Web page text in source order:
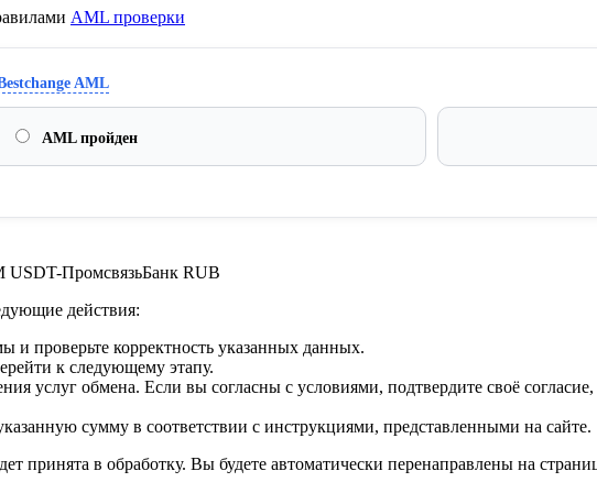
AML проверки
AML
AML пройден
USDT-ПромсвязьБанк RUB
действия:
и проверьте корректность указанных данных.
к следующему этапу.
услуг обмена. Если вы согласны с условиями, подтвердите своё
сумму в соответствии с инструкциями, представленными на сайте.
принята в обработку. Вы будете автоматически перенаправлены на